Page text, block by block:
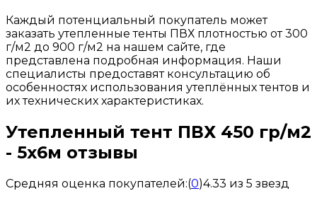
Каждый потенциальный покупатель может
заказать утепленные тенты ПВХ плотностью от 300
г/м2 до 900 г/м2 на нашем сайте, где
представлена подробная информация. Наши
специалисты предоставят консультацию об
особенностях использования утеплённых тентов и
их технических характеристиках.
Утепленный тент ПВХ 450 гр/м2
- 5x6м отзывы
Средняя оценка покупателей:(0)4.33 из 5 звезд